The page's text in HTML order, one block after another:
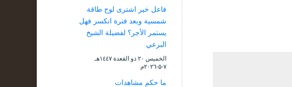
فاعل خير اشترى لوح طاقة
شمسية وبعد فترة انكسر فهل
يستمر الأجر؟ لفضيلة الشيخ
البرعي
الخميس ۲۰ ذو القعدة ۱٤٤۷هـ
۷-۵-۲۰۲٦م
ما حكم مشاهدات